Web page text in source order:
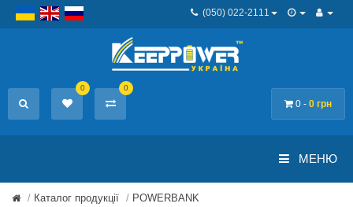
(050) 022-2111
0 - 0 грн
0 0
МЕНЮ
Каталог продукції
POWERBANK